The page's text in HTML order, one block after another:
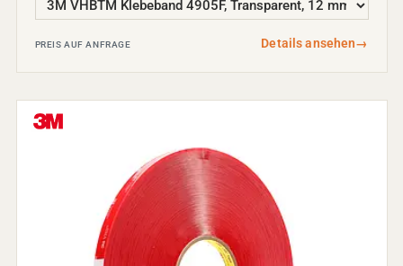
PREIS AUF ANFRAGE Details ansehen→